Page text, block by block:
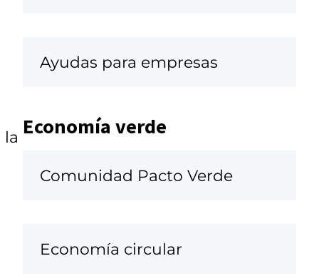
la
Ayudas para empresas
Economía verde
Comunidad Pacto Verde
Economía circular